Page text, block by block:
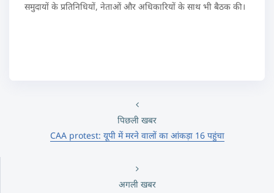
समुदायों के प्रतिनिधियों, नेताओं और अधिकारियों के साथ भी बैठक की।
पिछली खबर
CAA protest: यूपी में मरने वालों का आंकड़ा 16 पहुंचा
अगली खबर